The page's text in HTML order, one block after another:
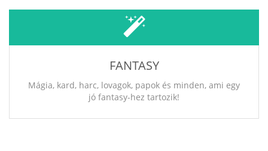
FANTASY
Mágia, kard, harc, lovagok, papok és minden, ami egy
jó fantasy-hez tartozik!